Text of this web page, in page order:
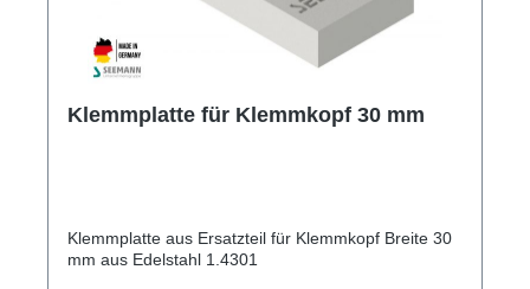
Klemmplatte für Klemmkopf 30 mm
Klemmplatte aus Ersatzteil für Klemmkopf Breite 30
mm aus Edelstahl 1.4301